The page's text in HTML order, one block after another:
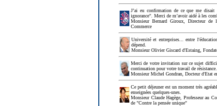
J’ai eu confirmation de ce que me disait
ignorance". Merci de m’avoir aidé à les
Monsieur Bernard Giroux, Directeur de
Commerce
Université et entreprises... entre
dépend.
Monsieur Olivier Giscard d'Estaing,
Merci de votre invitation sur ce sujet
continuation pour votre travail de
Monsieur Michel Gondran, Docteur d'Etat
Ce petit déjeuner est un moment très
enseignées quelques-unes.
Monsieur Claude Hagège, Professeur au
de "Contre la pensée unique"